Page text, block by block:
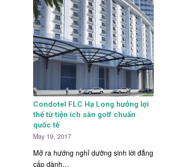
Condotel FLC Hạ Long hưởng lợi
thế từ tiện ích sân golf chuẩn
quốc tế
May 19, 2017
Mở ra hướng nghỉ dưỡng sinh lời đẳng
cấp dành…